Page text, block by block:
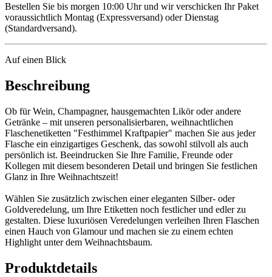
Bestellen Sie bis morgen 10:00 Uhr und wir verschicken Ihr Paket
voraussichtlich Montag (Expressversand) oder Dienstag
(Standardversand).
Auf einen Blick
Beschreibung
Ob für Wein, Champagner, hausgemachten Likör oder andere
Getränke – mit unseren personalisierbaren, weihnachtlichen
Flaschenetiketten "Festhimmel Kraftpapier" machen Sie aus jeder
Flasche ein einzigartiges Geschenk, das sowohl stilvoll als auch
persönlich ist. Beeindrucken Sie Ihre Familie, Freunde oder
Kollegen mit diesem besonderen Detail und bringen Sie festlichen
Glanz in Ihre Weihnachtszeit!
Wählen Sie zusätzlich zwischen einer eleganten Silber- oder
Goldveredelung, um Ihre Etiketten noch festlicher und edler zu
gestalten. Diese luxuriösen Veredelungen verleihen Ihren Flaschen
einen Hauch von Glamour und machen sie zu einem echten
Highlight unter dem Weihnachtsbaum.
Produktdetails